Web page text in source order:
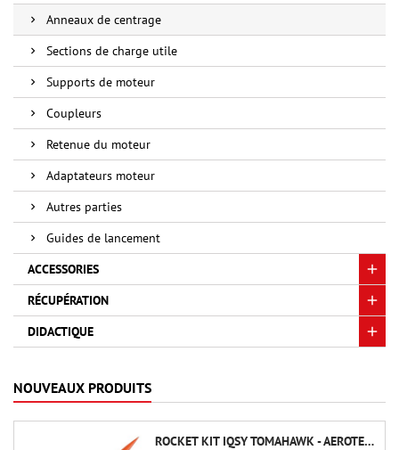
Anneaux de centrage
Sections de charge utile
Supports de moteur
Coupleurs
Retenue du moteur
Adaptateurs moteur
Autres parties
Guides de lancement
ACCESSORIES
RÉCUPÉRATION
DIDACTIQUE
NOUVEAUX PRODUITS
ROCKET KIT IQSY TOMAHAWK - AEROTECH